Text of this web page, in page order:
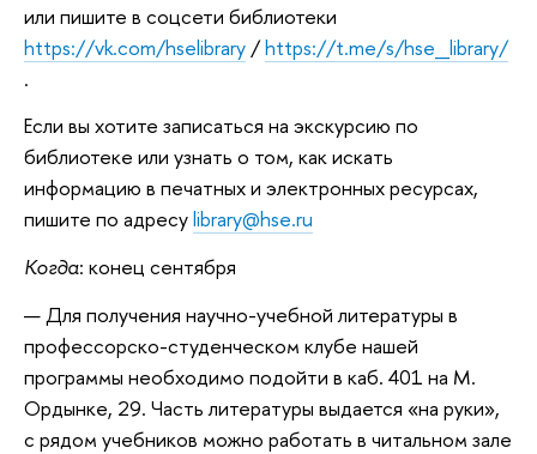
или пишите в соцсети библиотеки
https://vk.com/hselibrary /https://t.me/s/hse_library/
.
Если вы хотите записаться на экскурсию по
библиотеке или узнать о том, как искать
информацию в печатных и электронных ресурсах,
пишите по адресуlibrary@hse.ru
Когда: конец сентября
Для получения научно-учебной литературы в
профессорско-студенческом клубе нашей
программы необходимо подойти в каб. 401 на М.
Ордынке, 29. Часть литературы выдается «на руки»,
с рядом учебников можно работать в читальном зале